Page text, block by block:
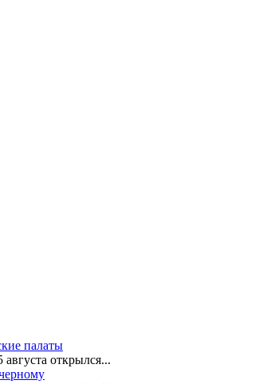
палаты
открылся...